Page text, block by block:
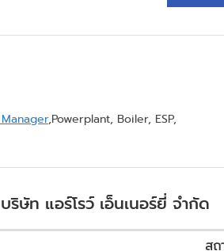
,Powerplant, Boiler, ESP,
ษัท แอร์โรว์ เอ็นเนอร์ยี่ จำกัด
สถ